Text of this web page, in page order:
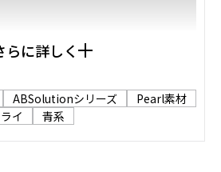
らに詳しく
ABSolutionシリーズ
Pearl素材
イ 青系